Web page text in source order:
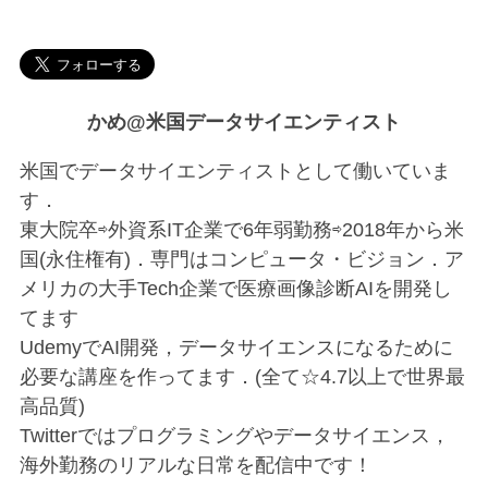
かめ@米国データサイエンティスト
米国でデータサイエンティストとして働いていま
す．
東大院卒⇨外資系IT企業で6年弱勤務⇨2018年から米
国(永住権有)．専門はコンピュータ・ビジョン．ア
メリカの大手Tech企業で医療画像診断AIを開発し
てます
UdemyでAI開発，データサイエンスになるために
必要な講座を作ってます．(全て☆4.7以上で世界最
高品質)
Twitterではプログラミングやデータサイエンス，
海外勤務のリアルな日常を配信中です！